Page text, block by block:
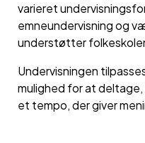
varieret
emneundervisning og
understøtter
Undervisningen
mulighed for at deltage,
et tempo, der giver